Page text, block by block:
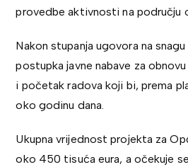
provedbe aktivnosti na području
Nakon stupanja ugovora na
postupka javne nabave za
i početak radova koji bi, prema
oko godinu dana.
Ukupna vrijednost projekta za
oko 450 tisuća eura, a očekuje